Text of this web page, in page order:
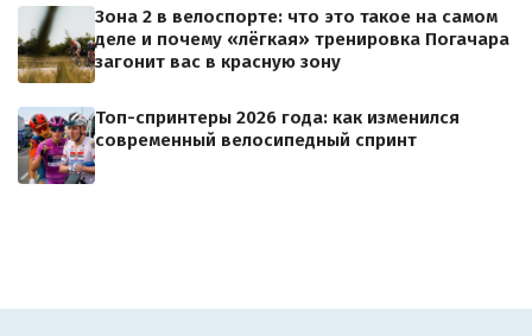
Зона 2 в велоспорте: что это такое на самом
деле и почему «лёгкая» тренировка Погачара
загонит вас в красную зону
Топ-спринтеры 2026 года: как изменился
современный велосипедный спринт